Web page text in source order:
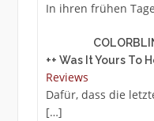
In ihren frühen
++ Was It Yours To
Reviews
Dafür, dass die
[…]